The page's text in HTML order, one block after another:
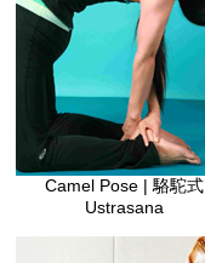
Camel Pose | 駱駝式
Ustrasana